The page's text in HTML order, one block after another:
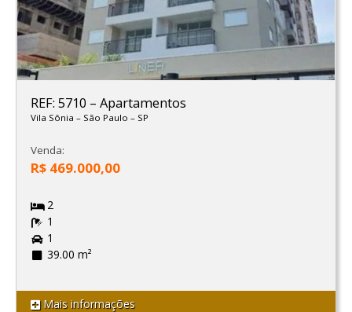
REF: 5710 – Apartamentos
Vila Sônia – São Paulo – SP
Venda:
R$ 469.000,00
2
1
1
39.00 m²
Mais informações